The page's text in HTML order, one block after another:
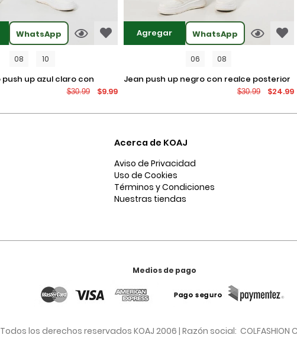
WhatsApp
08 10
$30.99 $9.99
Agregar WhatsApp
06 08
jean push up negro con realce posterior
$30.99 $24.99
Acerca de KOAJ
Aviso de Privacidad
Uso de Cookies
Términos y Condiciones
Nuestras tiendas
Medios de pago
Todos los derechos reservados KOAJ 2006 | Razón social: COLFASHION